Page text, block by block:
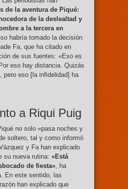
de la aventura de Piqué:
de la deslealtad y
a la tercera en
habría tomado la decisión
Fa, que ha citado en
de sus fuentes: «Eso es
eso hay distancia. Quizás
pero eso [la infidelidad] ha
a Riqui Puig
no solo «pasa noches y
soltero, tal y como informó
y Fa han explicado
su nueva rutina: «Está
de fiesta» , ha
En este sentido, las
han explicado que